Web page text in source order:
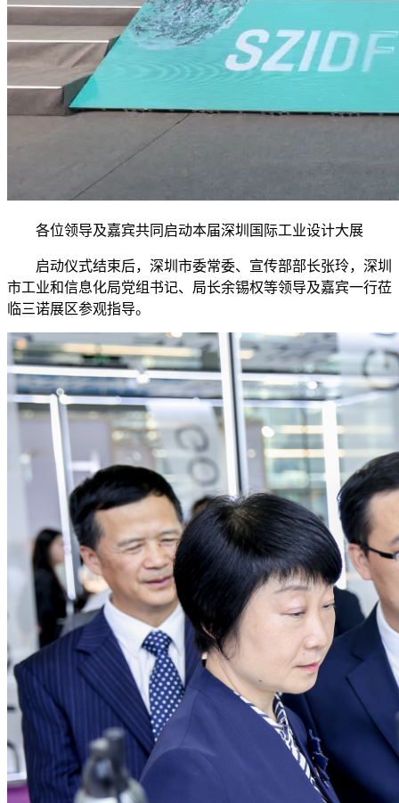
各位领导及嘉宾共同启动本届深圳国际工业设计大展
启动仪式结束后，深圳市委常委、宣传部部长张玲，深圳
市工业和信息化局党组书记、局长余锡权等领导及嘉宾一行莅
临三诺展区参观指导。